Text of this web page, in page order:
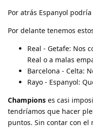
Por atrás Espanyol
Por delante tenemos
Real - Getafe: Nos
Real o a malas
Barcelona - Celta:
Rayo - Espanyol:
Champions es casi
tendríamos que hacer
puntos. Sin contar con